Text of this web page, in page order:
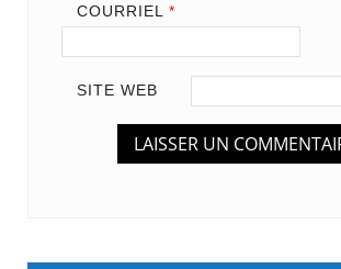
COURRIEL *
SITE WEB